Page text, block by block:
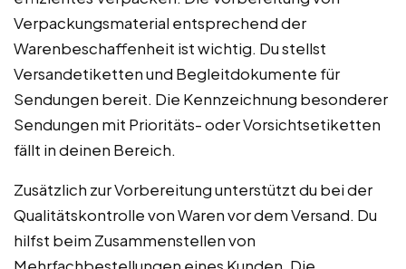
Verpackungsmaterial entsprechend der
Warenbeschaffenheit ist wichtig. Du stellst
Versandetiketten und Begleitdokumente für
Sendungen bereit. Die Kennzeichnung besonderer
Sendungen mit Prioritäts- oder Vorsichtsetiketten
fällt in deinen Bereich.
Zusätzlich zur Vorbereitung unterstützt du bei der
Qualitätskontrolle von Waren vor dem Versand. Du
hilfst beim Zusammenstellen von